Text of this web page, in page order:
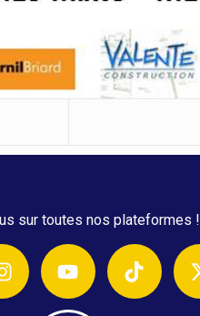
sur toutes nos plateformes !